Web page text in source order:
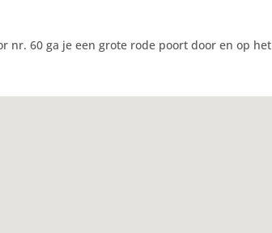
nr. 60 ga je een grote rode poort door en op het